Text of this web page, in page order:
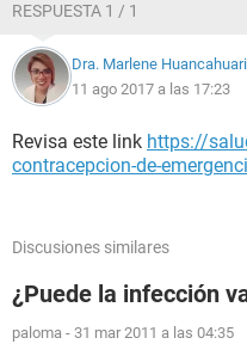
RESPUESTA 1 / 1
Dra. Marlene Huancahuari
11 ago 2017 a las 17:23
Revisa este link https://
contracepcion-de-
Discusiones similares
¿Puede la infección
paloma - 31 mar 2011 a las 04:35